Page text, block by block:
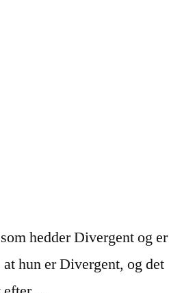
hedder Divergent og er
hun er Divergent, og det